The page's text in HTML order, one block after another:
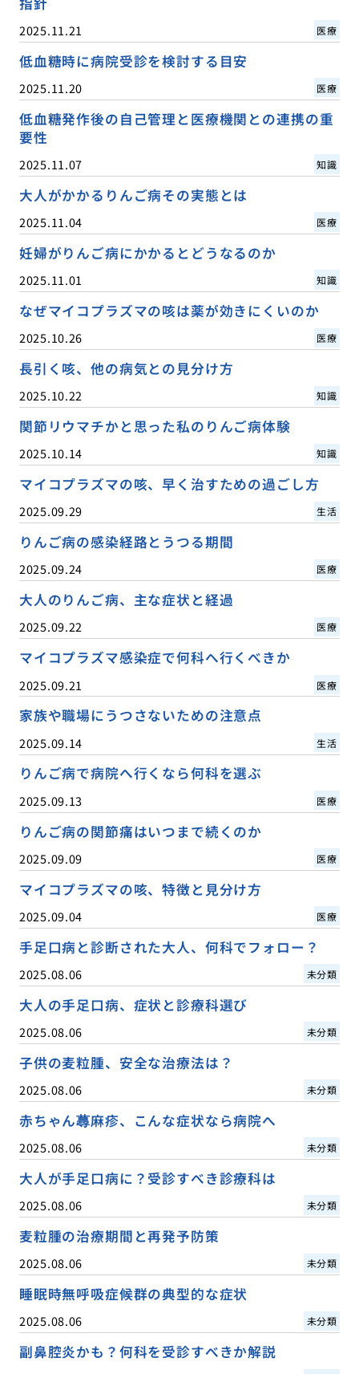
2025.11.21 医療
低血糖時に病院受診を検討する目安
2025.11.20 医療
低血糖発作後の自己管理と医療機関との連携の重
要性
2025.11.07 知識
大人がかかるりんご病その実態とは
2025.11.04 医療
妊婦がりんご病にかかるとどうなるのか
2025.11.01 知識
なぜマイコプラズマの咳は薬が効きにくいのか
2025.10.26 医療
長引く咳、他の病気との見分け方
2025.10.22 知識
関節リウマチかと思った私のりんご病体験
2025.10.14 知識
マイコプラズマの咳、早く治すための過ごし方
2025.09.29 生活
りんご病の感染経路とうつる期間
2025.09.24 医療
大人のりんご病、主な症状と経過
2025.09.22 医療
マイコプラズマ感染症で何科へ行くべきか
2025.09.21 医療
家族や職場にうつさないための注意点
2025.09.14 生活
りんご病で病院へ行くなら何科を選ぶ
2025.09.13 医療
りんご病の関節痛はいつまで続くのか
2025.09.09 医療
マイコプラズマの咳、特徴と見分け方
2025.09.04 医療
手足口病と診断された大人、何科でフォロー？
2025.08.06 未分類
大人の手足口病、症状と診療科選び
2025.08.06 未分類
子供の麦粒腫、安全な治療法は？
2025.08.06 未分類
赤ちゃん蕁麻疹、こんな症状なら病院へ
2025.08.06 未分類
大人が手足口病に？受診すべき診療科は
2025.08.06 未分類
麦粒腫の治療期間と再発予防策
2025.08.06 未分類
睡眠時無呼吸症候群の典型的な症状
2025.08.06 未分類
副鼻腔炎かも？何科を受診すべきか解説